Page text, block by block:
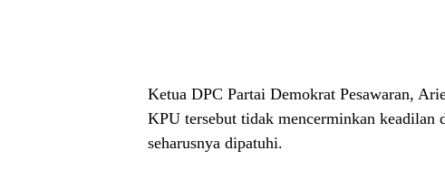
Ketua DPC Partai Demokrat Pesawaran,
KPU tersebut tidak mencerminkan keadilan
seharusnya dipatuhi.